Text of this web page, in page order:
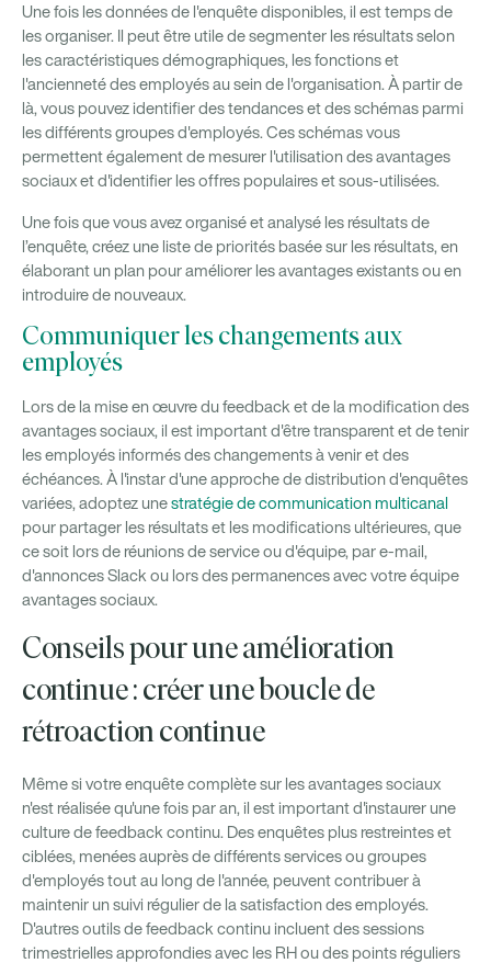
Une fois les données de l'enquête disponibles, il est temps de
les organiser. Il peut être utile de segmenter les résultats selon
les caractéristiques démographiques, les fonctions et
l'ancienneté des employés au sein de l'organisation. À partir de
là, vous pouvez identifier des tendances et des schémas parmi
les différents groupes d'employés. Ces schémas vous
permettent également de mesurer l'utilisation des avantages
sociaux et d'identifier les offres populaires et sous-utilisées.
Une fois que vous avez organisé et analysé les résultats de
l’enquête, créez une liste de priorités basée sur les résultats, en
élaborant un plan pour améliorer les avantages existants ou en
introduire de nouveaux.
Communiquer les changements aux
employés
Lors de la mise en œuvre du feedback et de la modification des
avantages sociaux, il est important d'être transparent et de tenir
les employés informés des changements à venir et des
échéances. À l'instar d'une approche de distribution d'enquêtes
variées, adoptez unestratégie de communication multicanal
pour partager les résultats et les modifications ultérieures, que
ce soit lors de réunions de service ou d'équipe, par e-mail,
d'annonces Slack ou lors des permanences avec votre équipe
avantages sociaux.
Conseils pour une amélioration
continue : créer une boucle de
rétroaction continue
Même si votre enquête complète sur les avantages sociaux
n'est réalisée qu'une fois par an, il est important d'instaurer une
culture de feedback continu. Des enquêtes plus restreintes et
ciblées, menées auprès de différents services ou groupes
d'employés tout au long de l'année, peuvent contribuer à
maintenir un suivi régulier de la satisfaction des employés.
D'autres outils de feedback continu incluent des sessions
trimestrielles approfondies avec les RH ou des points réguliers